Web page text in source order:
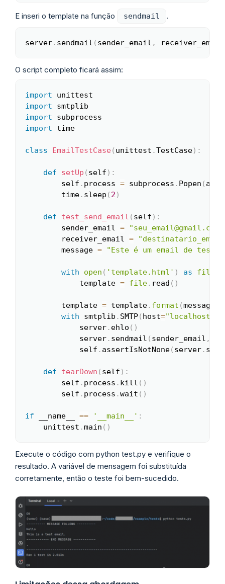
E inseri o template na função sendmail .
server. sendmail ( sender_email , receiver_email
Copy
O script completo ficará assim:
import
import
import
import time
class EmailTestCase( unittest .TestCase) :
def setUp ( self ) :
        self
. process = subprocess . Popen ( args
        time
. sleep ( 2 )
def test_send_email ( self ) :
        sender_email
=
"seu_email@gmail.com"
        receiver_email
=
        message
= "Este é um email de
with open ( 'template.html' ) as file
            template
= file. read ( )
        template
= template. format (message
with smtplib . SMTP( host="localhost"
            server
. ehlo ( )
            server
. sendmail ( sender_email ,
            self
. assertIsNotNone( server. sock
def tearDown ( self ) :
        self
. process . kill ( )
        self
. process .wait ( )
if __name__ == '__main__' :
    unittest
.main ( )
Execute o código com python test.py e verifique o
resultado. A variável de mensagem foi substituída
corretamente, então o teste foi bem-sucedido.